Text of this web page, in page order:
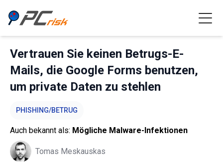
Vertrauen Sie keinen Betrugs-E-
Mails, die Google Forms benutzen,
um private Daten zu stehlen
PHISHING/BETRUG
Auch bekannt als: Mögliche Malware-Infektionen
Tomas Meskauskas